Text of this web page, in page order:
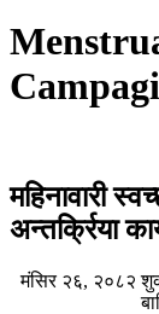
महिनावारी
अन्तर्क्रिया
मंसिर २६, २०८२